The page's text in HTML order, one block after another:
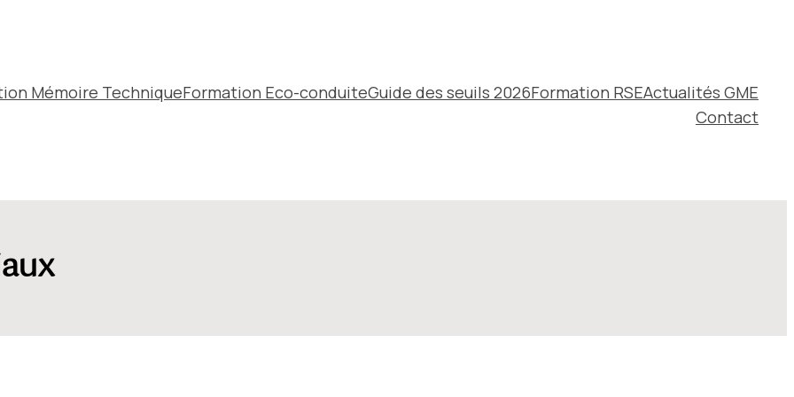
Mémoire TechniqueFormation Eco-conduiteGuide des seuils 2026Formation RSEActualités GME
Contact